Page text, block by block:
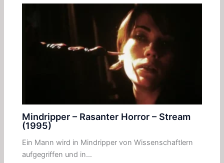
Mindripper – Rasanter Horror – Stream
(1995)
Ein Mann wird in Mindripper von Wissenschaftlern
aufgegriffen und in…